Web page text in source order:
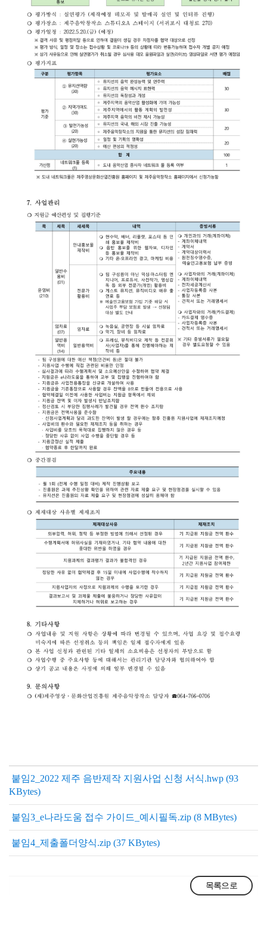
붙임2_2022 제주 음반제작 지원사업 신청 서식.hwp (93
KBytes)
붙임3_e나라도움 접수 가이드_예시필독.zip (8 MBytes)
붙임4_제출폴더양식.zip (37 KBytes)
목록으로